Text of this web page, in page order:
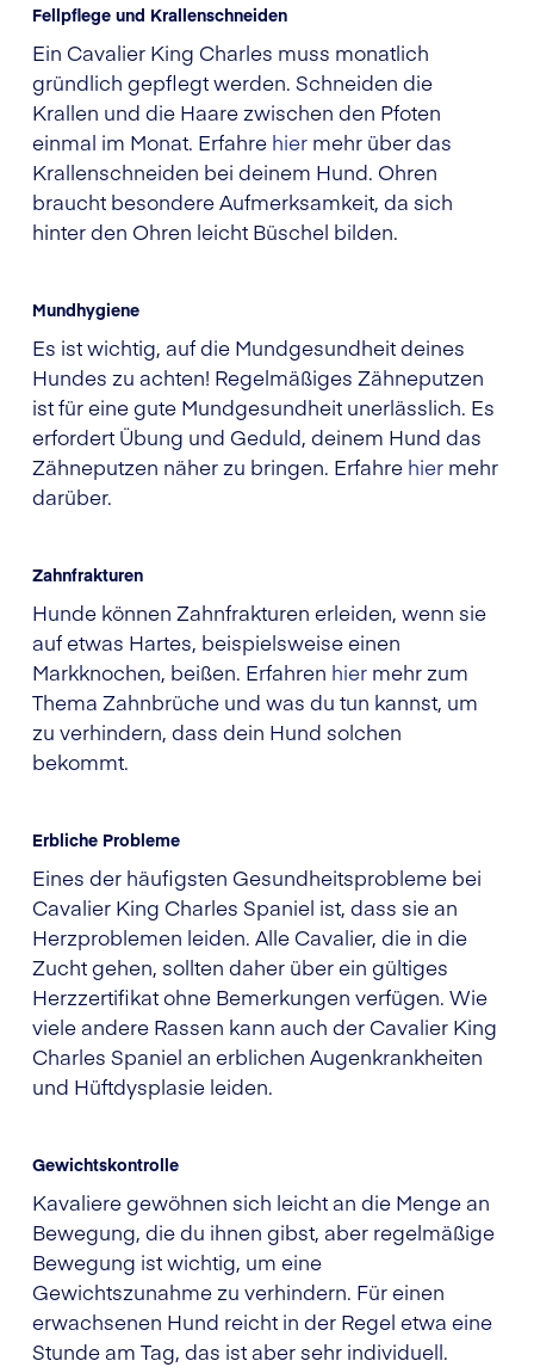
Fellpflege und Krallenschneiden
Ein Cavalier King Charles muss monatlich
gründlich gepflegt werden. Schneiden die
Krallen und die Haare zwischen den Pfoten
einmal im Monat. Erfahre hier mehr über das
Krallenschneiden bei deinem Hund. Ohren
braucht besondere Aufmerksamkeit, da sich
hinter den Ohren leicht Büschel bilden.
Mundhygiene
Es ist wichtig, auf die Mundgesundheit deines
Hundes zu achten! Regelmäßiges Zähneputzen
ist für eine gute Mundgesundheit unerlässlich. Es
erfordert Übung und Geduld, deinem Hund das
Zähneputzen näher zu bringen. Erfahre hier mehr
darüber.
Zahnfrakturen
Hunde können Zahnfrakturen erleiden, wenn sie
auf etwas Hartes, beispielsweise einen
Markknochen, beißen. Erfahren hier mehr zum
Thema Zahnbrüche und was du tun kannst, um
zu verhindern, dass dein Hund solchen
bekommt.
Erbliche Probleme
Eines der häufigsten Gesundheitsprobleme bei
Cavalier King Charles Spaniel ist, dass sie an
Herzproblemen leiden. Alle Cavalier, die in die
Zucht gehen, sollten daher über ein gültiges
Herzzertifikat ohne Bemerkungen verfügen. Wie
viele andere Rassen kann auch der Cavalier King
Charles Spaniel an erblichen Augenkrankheiten
und Hüftdysplasie leiden.
Gewichtskontrolle
Kavaliere gewöhnen sich leicht an die Menge an
Bewegung, die du ihnen gibst, aber regelmäßige
Bewegung ist wichtig, um eine
Gewichtszunahme zu verhindern. Für einen
erwachsenen Hund reicht in der Regel etwa eine
Stunde am Tag, das ist aber sehr individuell.